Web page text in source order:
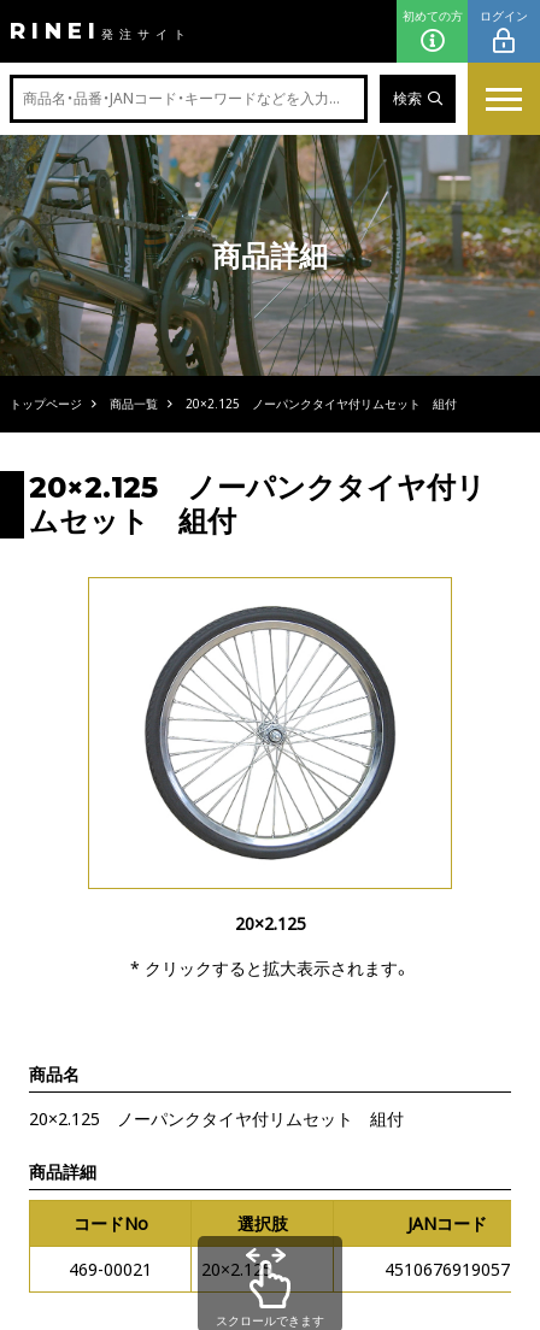
RINEI 発注サイト
初めての方 ログイン
検索
商品詳細
トップページ 商品一覧 20×2.125 ノーパンクタイヤ付リムセット 組付
20×2.125 ノーパンクタイヤ付リ
ムセット 組付
20×2.125
* クリックすると拡大表示されます。
商品名
20×2.125 ノーパンクタイヤ付リムセット 組付
商品詳細
コードNo 選択肢
JANコード
469-00021
20×2.125 4510676919057
スクロールできます